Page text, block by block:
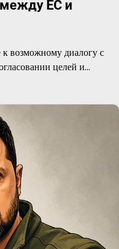
между ЕС и
к возможному диалогу с
целей и…